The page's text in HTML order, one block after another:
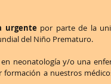
urgente por parte de la
del Niño Prematuro.
neonatología y/o una
formación a nuestros